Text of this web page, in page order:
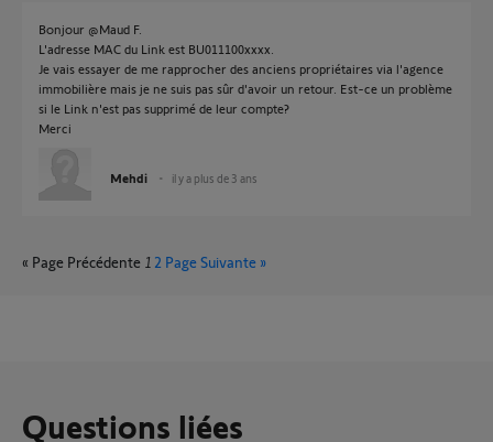
Bonjour @Maud F.
L'adresse MAC du Link est BU011100xxxx.
Je vais essayer de me rapprocher des anciens propriétaires via l'agence
immobilière mais je ne suis pas sûr d'avoir un retour. Est-ce un problème
si le Link n'est pas supprimé de leur compte?
Merci
Mehdi il y a plus de 3 ans
« Page Précédente 1 2 Page Suivante »
Questions liées